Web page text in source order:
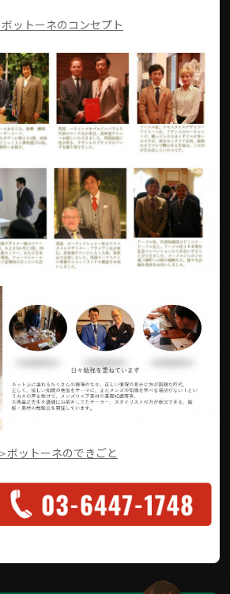
ットーネのコンセプト
ボットーネのできごと